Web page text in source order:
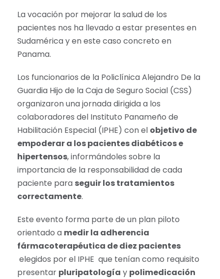
La vocación por mejorar la salud de los
pacientes nos ha llevado a estar presentes en
Sudamérica y en este caso concreto en
Panama.
Los funcionarios de la Policlínica Alejandro De la
Guardia Hijo de la Caja de Seguro Social (CSS)
organizaron una jornada dirigida a los
colaboradores del Instituto Panameño de
Habilitación Especial (IPHE) con el objetivo de
empoderar a los pacientes diabéticos e
hipertensos, informándoles sobre la
importancia de la responsabilidad de cada
paciente para seguir los tratamientos
correctamente.
Este evento forma parte de un plan piloto
orientado a medir la adherencia
fármacoterapéutica de diez pacientes
elegidos por el IPHE que tenían como requisito
presentar pluripatología y polimedicación